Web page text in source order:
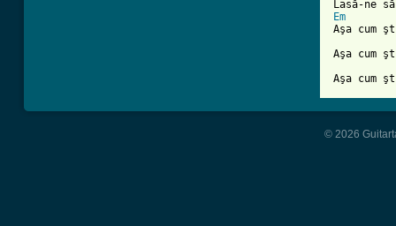
Em
Aşa cum
Aşa cum
Aşa cum
© 2026